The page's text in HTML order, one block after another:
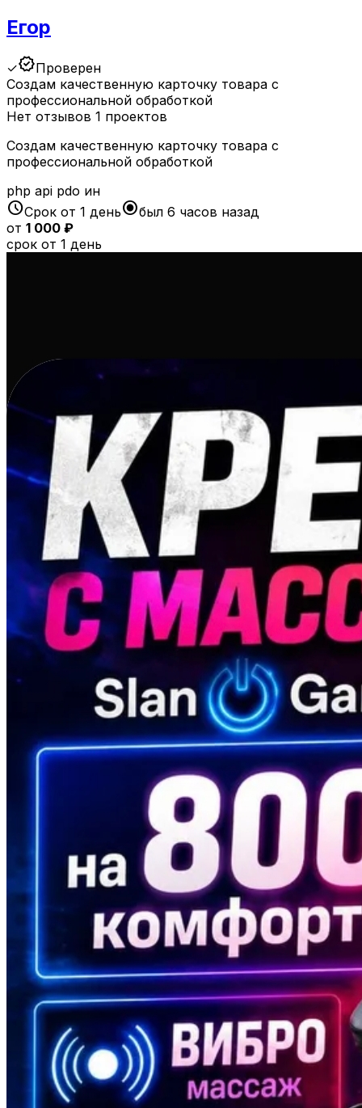
Егор
✓verifiedПроверен
Создам качественную карточку товара с
профессиональной обработкой
Нет отзывов 1 проектов
Создам качественную карточку товара с
профессиональной обработкой
php api pdo ин
scheduleСрок от 1 деньradio_button_checkedбыл 6 часов назад
от 1 000 ₽
срок от 1 день